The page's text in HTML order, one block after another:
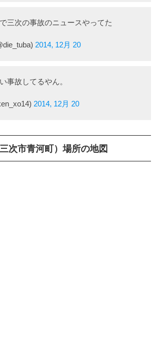
三次の事故のニュースやってた
2014, 12月 20
事故してるやん。
2014, 12月 20
次市青河町）場所の地図